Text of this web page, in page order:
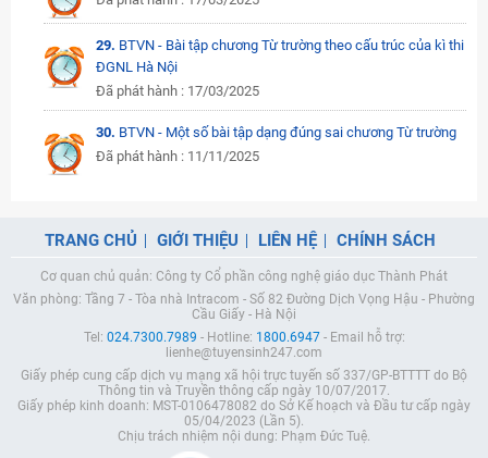
29. BTVN - Bài tập chương Từ trường theo cấu trúc của kì thi
ĐGNL Hà Nội
Đã phát hành : 17/03/2025
30. BTVN - Một số bài tập dạng đúng sai chương Từ trường
Đã phát hành : 11/11/2025
TRANG CHỦ GIỚI THIỆU LIÊN HỆ CHÍNH SÁCH
Cơ quan chủ quản: Công ty Cổ phần công nghệ giáo dục Thành Phát
Văn phòng: Tầng 7 - Tòa nhà Intracom - Số 82 Đường Dịch Vọng Hậu - Phường
Cầu Giấy - Hà Nội
Tel: 024.7300.7989 - Hotline: 1800.6947- Email hỗ trợ:
lienhe@tuyensinh247.com
Giấy phép cung cấp dịch vụ mạng xã hội trực tuyến số 337/GP-BTTTT do Bộ
Thông tin và Truyền thông cấp ngày 10/07/2017.
Giấy phép kinh doanh: MST-0106478082 do Sở Kế hoạch và Đầu tư cấp ngày
05/04/2023 (Lần 5).
Chịu trách nhiệm nội dung: Phạm Đức Tuệ.